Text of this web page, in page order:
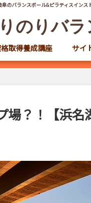
阜のバランスボール&ピラティスインス
のりバ
格取得養成講座 サイ
場？！【浜名